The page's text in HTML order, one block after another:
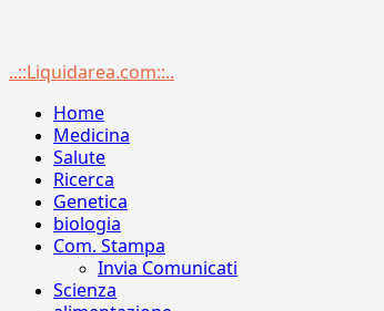
Menu
..::Liquidarea.com::..
Home
Medicina
Salute
Ricerca
Genetica
biologia
Com. Stampa
Invia Comunicati
Scienza